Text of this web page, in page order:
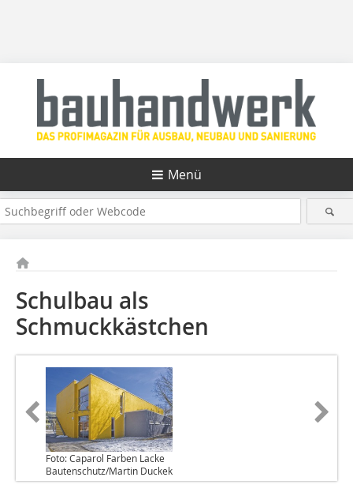
Menü
Schulbau als
Schmuckkästchen
Foto: Caparol Farben Lacke
Bautenschutz/Martin Duckek